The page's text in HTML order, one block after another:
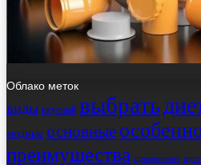
Облако меток
виды вкусный выбрать
модные основные
преимущества применение